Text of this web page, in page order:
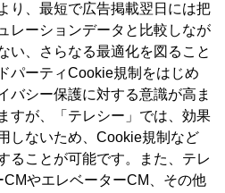
り、最短で広告掲載翌日には把
レーションデータと比較しなが
い、さらなる最適化を図ること
パーティCookie規制をはじめ
バシー保護に対する意識が高ま
すが、「テレシー」では、効果
しないため、Cookie規制など
ることが可能です。また、テレ
やエレベーターCM、その他